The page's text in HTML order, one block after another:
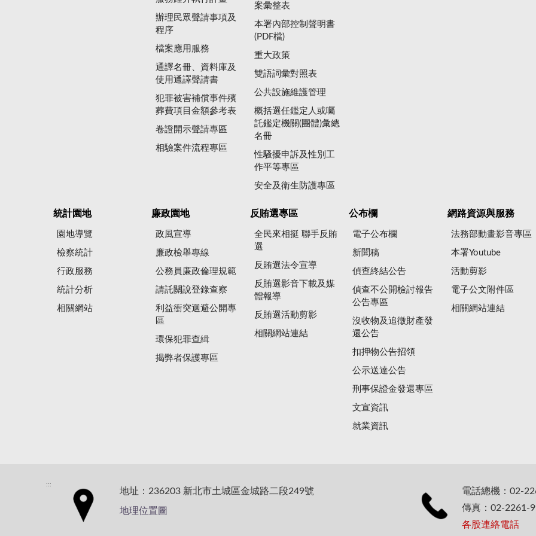
辦理民眾聲請事項及
程序
檔案應用服務
通譯名冊、資料庫及
使用通譯聲請書
犯罪被害補償事件殯
葬費項目金額參考表
卷證開示聲請專區
相驗案件流程專區
案彙整表
本署內部控制聲明書
(PDF檔)
重大政策
雙語詞彙對照表
公共設施維護管理
概括選任鑑定人或囑
託鑑定機關(團體)彙總
名冊
性騷擾申訴及性別工
作平等專區
安全及衛生防護專區
統計園地
園地導覽
檢察統計
行政服務
統計分析
相關網站
廉政園地
政風宣導
廉政檢舉專線
公務員廉政倫理規範
請託關說登錄查察
利益衝突迴避公開專
區
環保犯罪查緝
揭弊者保護專區
反賄選專區
全民來相挺 聯手反賄
選
反賄選法令宣導
反賄選影音下載及媒
體報導
反賄選活動剪影
相關網站連結
公布欄
電子公布欄
新聞稿
偵查終結公告
偵查不公開檢討報告
公告專區
沒收物及追徵財產發
還公告
扣押物公告招領
公示送達公告
刑事保證金發還專區
文宣資訊
就業資訊
網路資源與服務
法務部動畫影音專區
本署Youtube
活動剪影
電子公文附件區
相關網站連結
:::
地址：236203 新北市土城區金城路二段249號
地理位置圖
電話總機：02-
傳真：02-2261-
各股連絡電話